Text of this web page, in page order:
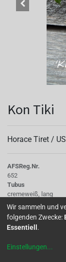
Kon Tiki
Horace Tiret / US
AFSReg.Nr.
652
Tubus
cremeweiß, lang
Sepalen
lang, stark
Korolle/Petalen
violettblau zum
gefüllt
Wir sammeln und
folgenden Zwecke:
Essentiell .
Einstellungen...